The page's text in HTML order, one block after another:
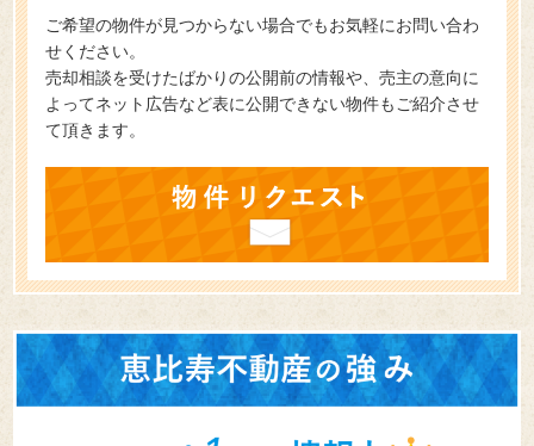
ご希望の物件が見つからない場合は…
せください。
売却相談を受けたばかりの公開前の情報や、売主の意向に
よってネット広告など表に公開できない物件もご紹介させ